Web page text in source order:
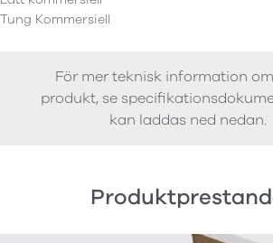
Tung Kommersiell
För mer teknisk information
produkt, se
kan laddas ned nedan.